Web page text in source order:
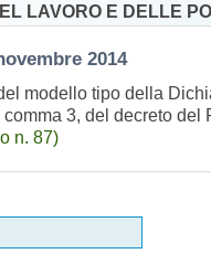
LAVORO E DELLE
2014
modello tipo della
3, del decreto
n. 87)